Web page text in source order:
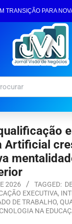
TRANSIÇÃO PARA
Artificial
2026 TAGGED:
EXECUTIVA,
DE TRABALHO,
NA